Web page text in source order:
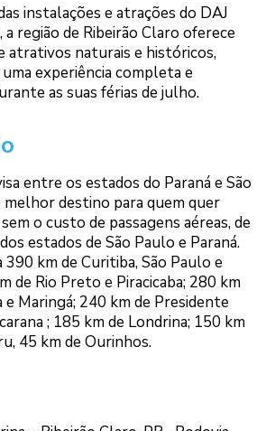
instalações e atrações do DAJ
a região de Ribeirão Claro oferece
atrativos naturais e históricos,
experiência completa e
as suas férias de julho.
entre os estados do Paraná e São
melhor destino para quem quer
o custo de passagens aéreas, de
estados de São Paulo e Paraná.
390 km de Curitiba, São Paulo e
de Rio Preto e Piracicaba; 280 km
e Maringá; 240 km de Presidente
; 185 km de Londrina; 150 km
45 km de Ourinhos.